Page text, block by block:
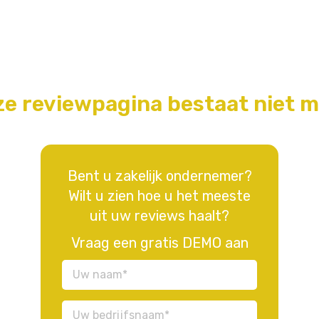
reviewpagina bestaat niet
Bent u zakelijk ondernemer?
Wilt u zien hoe u het meeste
uit uw reviews haalt?
Vraag een gratis DEMO aan